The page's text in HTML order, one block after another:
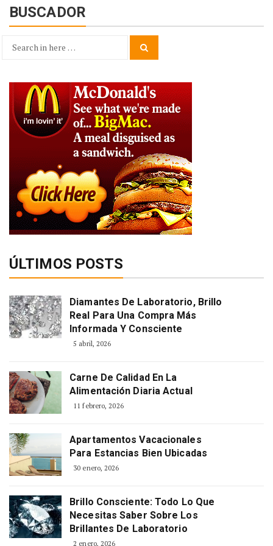
BUSCADOR
Search
ÚLTIMOS POSTS
Diamantes De Laboratorio, Brillo
Real Para Una Compra Más
Informada Y Consciente
5 abril, 2026
Carne De Calidad En La
Alimentación Diaria Actual
11 febrero, 2026
Apartamentos Vacacionales
Para Estancias Bien Ubicadas
30 enero, 2026
Brillo Consciente: Todo Lo Que
Necesitas Saber Sobre Los
Brillantes De Laboratorio
2 enero, 2026